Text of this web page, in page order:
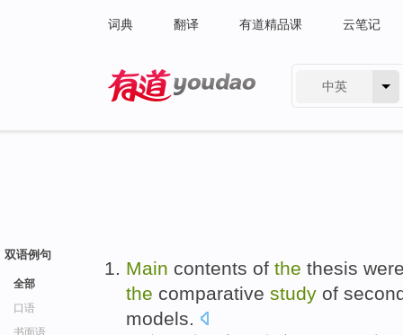
词典 翻译 有道精品课 云笔记
中英
双语例句
全部
口语
书面语
Main contents of the thesis
the comparative study of
models.